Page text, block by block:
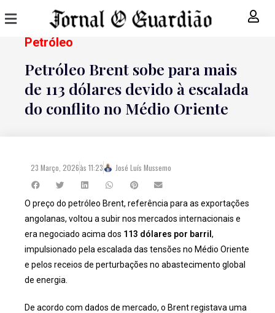
Petróleo
Petróleo Brent sobe para mais
de 113 dólares devido à escalada
do conflito no Médio Oriente
23 Março, 2026às 11:23 José Luís Mussemo
O preço do petróleo Brent, referência para as exportações
angolanas, voltou a subir nos mercados internacionais e
era negociado acima dos 113 dólares por barril ,
impulsionado pela escalada das tensões no Médio Oriente
e pelos receios de perturbações no abastecimento global
de energia.
De acordo com dados de mercado, o Brent registava uma